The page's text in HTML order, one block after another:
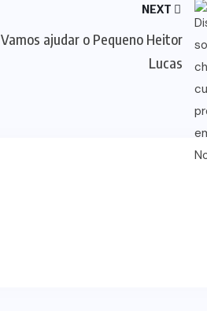
NEXT
Vamos ajudar o Pequeno Heitor
Lucas